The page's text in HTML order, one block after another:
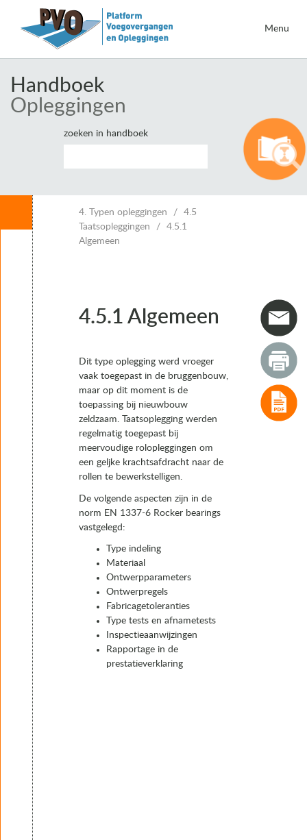
Menu
Handboek
Opleggingen
zoeken in handboek
4. Typen opleggingen
4.1 Glijdelementen
4.4 Potopleggingen
4.5 Taatsopleggingen
4.5.1 Algemeen
4.5.2 Typen taatsopleggingen
4.5.3 Lijntaatsopleggingen
4.5.4 Punttaatsopleggingen
4.5.5 Essentiële eigenschappen
4.6 Bolsegment- en cilindersegmentopleggingen
4.7 Vasthoudopleggingen en geleideopleggingen
4.8 Scharnieropleggingen
4.9 Trek- drukopleggingen
5. Het keuzeproces van oplegsystemen en opleggingen
7. Instandhouding
4. Typen opleggingen
4.5
Taatsopleggingen
4.5.1
Algemeen
4.5.1 Algemeen
Dit type oplegging werd vroeger
vaak toegepast in de bruggenbouw,
maar op dit moment is de
toepassing bij nieuwbouw
zeldzaam. Taatsoplegging werden
regelmatig toegepast bij
meervoudige rolopleggingen om
een geljke krachtsafdracht naar de
rollen te bewerkstelligen.
De volgende aspecten zijn in de
norm EN 1337-6 Rocker bearings
vastgelegd:
Type indeling
Materiaal
Ontwerpparameters
Ontwerpregels
Fabricagetoleranties
Type tests en afnametests
Inspectieaanwijzingen
Rapportage in de
prestatieverklaring